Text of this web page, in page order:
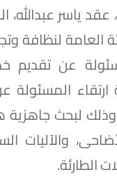
ياسر عبدالله،
لنظافة
عن تقديم
ارتقاء
وذلك لبحث
والآليات
الطارئة.